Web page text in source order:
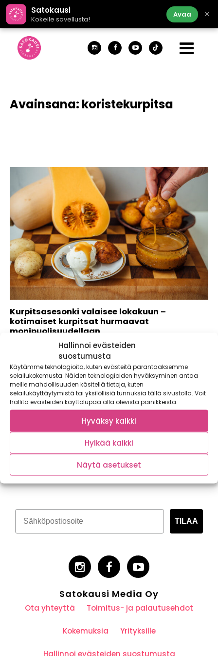
Hallinnoi evästeiden
suostumusta
Käytämme teknologioita, kuten evästeitä parantaaksemme
selailukokemusta. Näiden teknologioiden hyväksyminen antaa
meille mahdollisuuden käsitellä tietoja, kuten
selailukäyttäytymistä tai yksilöllisiä tunnuksia tällä sivustolla. Voit
hallita evästeiden käyttölupaa alla olevista painikkeista.
Hyväksy kaikki
Hylkää kaikki
Näytä asetukset
Satokausi
Kokeile sovellusta!
Avaa ×
Avainsana: koristekurpitsa
Kurpitsasesonki valaisee lokakuun –
kotimaiset kurpitsat hurmaavat
monipuolisuudellaan
Syksyn kurpitsasesonki on parhaimmillaan – opi erottamaan
lajikkeet ja nappaa talteen herkullinen resepti! Kotimaisten...
Tilaa kasvispitoinen uutiskirje
TILAA
Satokausi Media Oy
Ota yhteyttä Toimitus- ja palautusehdot
Kokemuksia Yrityksille
Hallinnoi evästeiden suostumusta